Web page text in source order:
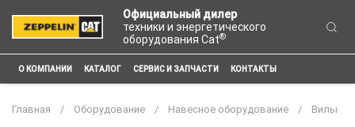
Официальный дилер
техники и энергетического
оборудования Cat®
О КОМПАНИИ КАТАЛОГ СЕРВИС И ЗАПЧАСТИ КОНТАКТЫ
Главная Оборудование Навесное оборудование Вилы